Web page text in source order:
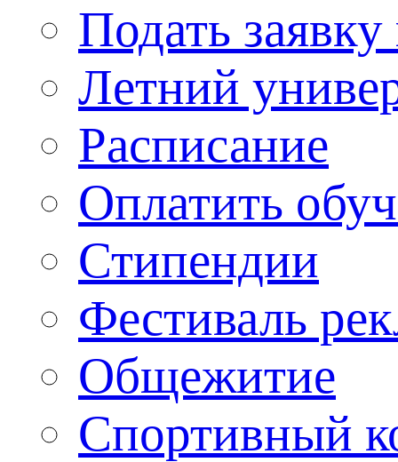
Подать
Летний
Расписание
Оплатить
Стипендии
Фестиваль
Общежитие
Спортивный